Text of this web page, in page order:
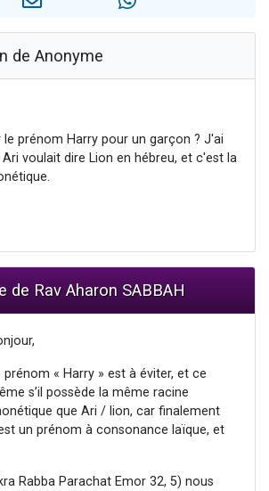
2 personnes viennent de faire un don pour 1 Journée de Vacances Pour les Enfants
de Anonyme
prénom Harry pour un garçon ? J'ai
voulait dire Lion en hébreu, et c'est la
de Rav Aharon SABBAH
prénom « Harry » est à éviter, et ce
s’il possède la même racine
que Ari / lion, car finalement
un prénom à consonance laïque, et
Rabba Parachat Emor 32, 5) nous